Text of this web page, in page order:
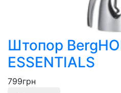
Штопор
ESSENTIALS
799грн